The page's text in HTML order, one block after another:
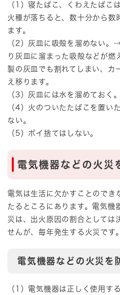
（1）寝たばこ、くわえたばこ
火種が落ちると、数十分から数
ます。
（2）灰皿に吸殻を溜めない。
り灰皿に溜まった吸殻などが燃
製の灰皿でも割れてしまい、カ
え移ります。
（3）灰皿には水を溜めておく。
（4）火のついたたばこを置い
ない。
（5）ポイ捨てはしない。
電気機器などの火災
電気は生活に欠かすことのでき
たるところにあります。電気機
災は、出火原因の割合としては
せんが、毎年発生する火災です。
電気機器などの火災を
（1）電気機器は正しく使用する